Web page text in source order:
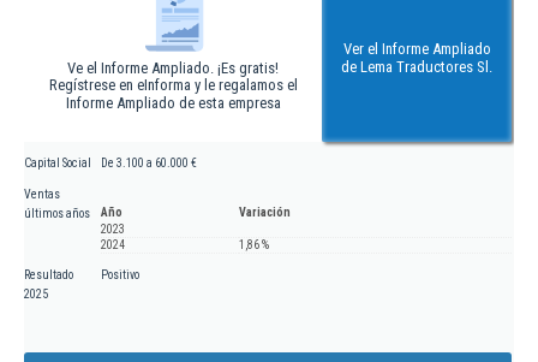
Ve el Informe Ampliado. ¡Es gratis!
Regístrese en eInforma y le regalamos el
Informe Ampliado de esta empresa
Ver el Informe Ampliado
de Lema Traductores Sl.
Capital Social De 3.100 a 60.000 €
Ventas
últimos años
Año
Variación
2023
2024
1,86 %
Resultado
2025
Positivo